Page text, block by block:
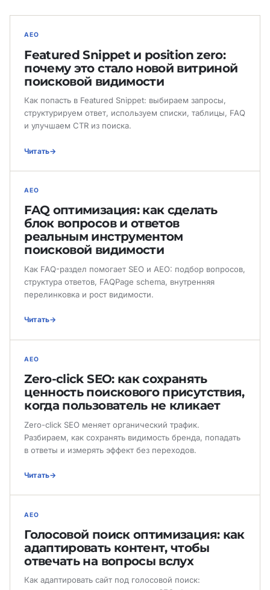
AEO
Featured Snippet и position zero:
почему это стало новой витриной
поисковой видимости
Как попасть в Featured Snippet: выбираем запросы,
структурируем ответ, используем списки, таблицы, FAQ
и улучшаем CTR из поиска.
Читать
AEO
FAQ оптимизация: как сделать
блок вопросов и ответов
реальным инструментом
поисковой видимости
Как FAQ-раздел помогает SEO и AEO: подбор вопросов,
структура ответов, FAQPage schema, внутренняя
перелинковка и рост видимости.
Читать
AEO
Zero-click SEO: как сохранять
ценность поискового присутствия,
когда пользователь не кликает
Zero-click SEO меняет органический трафик.
Разбираем, как сохранять видимость бренда, попадать
в ответы и измерять эффект без переходов.
Читать
AEO
Голосовой поиск оптимизация: как
адаптировать контент, чтобы
отвечать на вопросы вслух
Как адаптировать сайт под голосовой поиск: